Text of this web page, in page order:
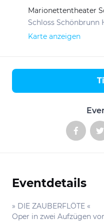
Marionettentheater
Schloss Schönbrunn
Karte anzeigen
Informationen
Eventdetails
» DIE ZAUBERFLÖTE «
Oper in zwei Aufzügen